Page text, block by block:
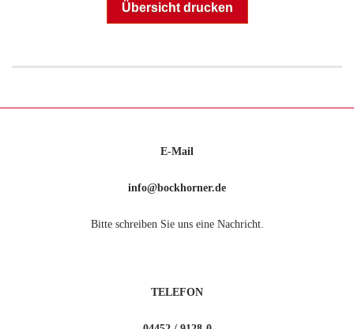
Übersicht drucken
E-Mail
info@bockhorner.de
Bitte schreiben Sie uns eine Nachricht.
TELEFON